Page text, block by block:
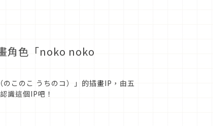
角色「noko noko
このこ うちのコ）」的插畫IP，由五
識這個IP吧！